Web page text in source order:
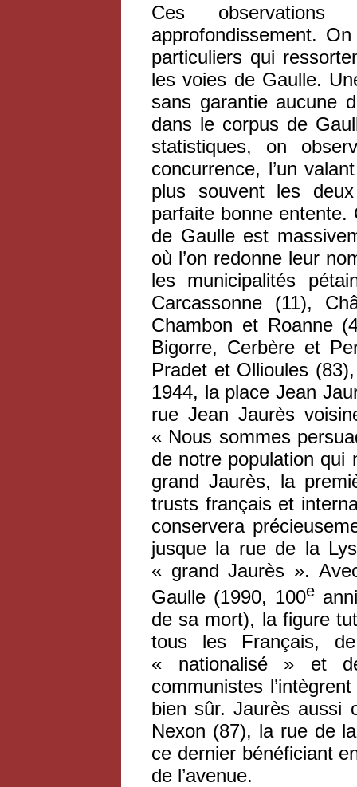
Ces observations
approfondissement.
particuliers qui
les voies de Gaulle.
sans garantie aucune
dans le corpus de
statistiques, on
concurrence, l’un
plus souvent les
parfaite bonne entente.
de Gaulle est
où l’on redonne leur
les municipalités
Carcassonne (11),
Chambon et Roanne
Bigorre, Cerbère et
Pradet et Ollioules
1944, la place Jean
rue Jean Jaurès
« Nous sommes
de notre population qui
grand Jaurès, la
trusts français et
conservera
jusque la rue de la
« grand Jaurès ».
Gaulle (1990, 100e
de sa mort), la figure
tous les Français,
« nationalisé » et
communistes
bien sûr. Jaurès aussi
Nexon (87), la rue de
ce dernier bénéficiant
de l’avenue.